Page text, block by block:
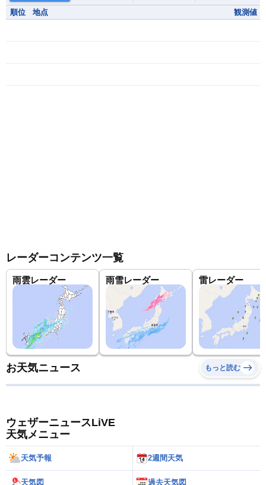
順位 地点 観測値
レーダーコンテンツ一覧
雨雲レーダー 雨雪レーダー 雷レーダー
お天気ニュース もっと読む
ウェザーニュースLiVE
天気メニュー
天気予報 2週間天気
天気図 過去天気図